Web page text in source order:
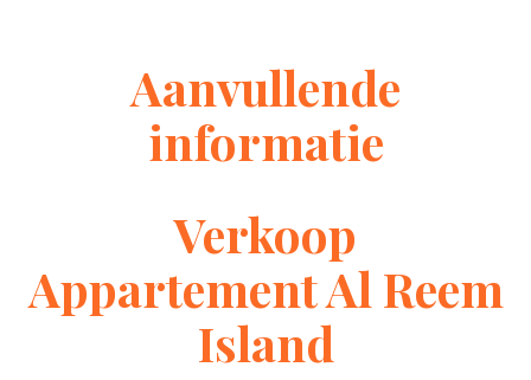
Aanvullende
informatie
Verkoop
Appartement Al Reem
Island